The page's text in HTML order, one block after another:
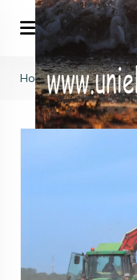
Home>Voertuigen>